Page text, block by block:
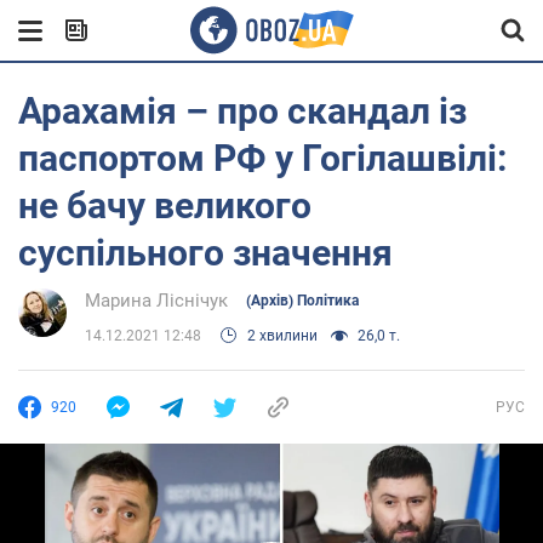
Арахамія – про скандал із
паспортом РФ у Гогілашвілі:
не бачу великого
суспільного значення
Марина Ліснічук (Архів) Політика
14.12.2021 12:48 2 хвилини 26,0 т.
920 РУС